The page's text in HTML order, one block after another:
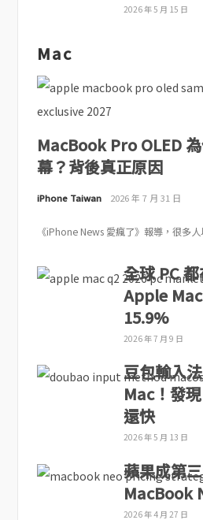
2026 年 5 月 15 日
Mac
MacBook Pro OLED
幕？背後真正原因
iPhone Taiwan 2026 年 7 月 31 日
《iPhone News 愛瘋了》報導，很多
全球 PC
Apple
15.9%
2026 年 7 月 9 日
豆包輸入
Mac！發
還快
2026 年 5 月 13 日
蘋果成第
MacBook
2026 年 4 月 27 日